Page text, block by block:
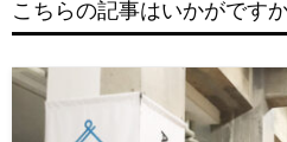
シ
ョ
ン
こちらの記事はいかがです